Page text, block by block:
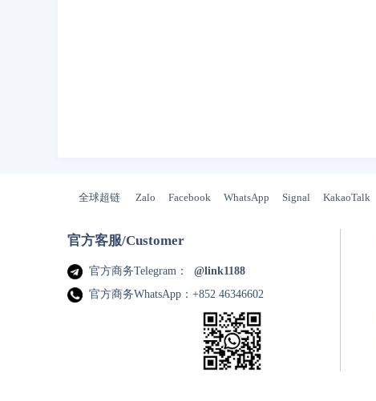
全球超链 Zalo Facebook WhatsApp Signal KakaoTalk
官方客服/Customer
官方商务Telegram：
@link1188
官方商务WhatsApp：+852 46346602